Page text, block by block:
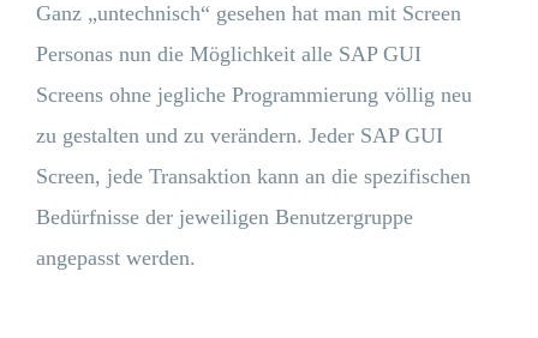
Ganz „untechnisch“ gesehen hat man mit Screen
Personas nun die Möglichkeit alle SAP GUI
Screens ohne jegliche Programmierung völlig neu
zu gestalten und zu verändern. Jeder SAP GUI
Screen, jede Transaktion kann an die spezifischen
Bedürfnisse der jeweiligen Benutzergruppe
angepasst werden.